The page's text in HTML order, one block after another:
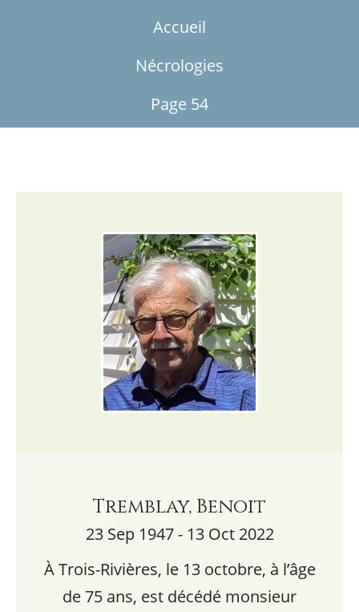
Accueil
Nécrologies
Page 54
Tremblay, Benoit
23 Sep 1947 - 13 Oct 2022
À Trois-Rivières, le 13 octobre, à l’âge
de 75 ans, est décédé monsieur